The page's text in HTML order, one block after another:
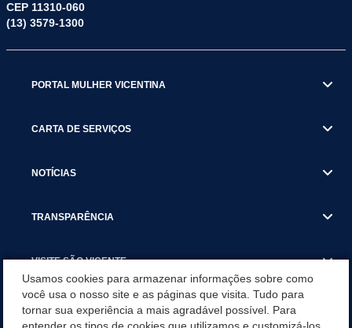
CEP 11310-060
(13) 3579-1300
PORTAL MULHER VICENTINA
CARTA DE SERVIÇOS
NOTÍCIAS
TRANSPARÊNCIA
VISITE SÃO VICENTE
Usamos cookies para armazenar informações sobre como
você usa o nosso site e as páginas que visita. Tudo para
tornar sua experiência a mais agradável possível. Para